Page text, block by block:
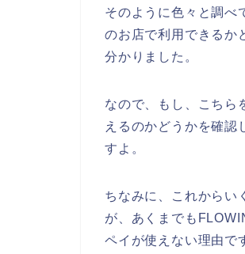
そのように色々と調べ
のお店で利用できるか
分かりました。
なので、もし、こちら
えるのかどうかを確
すよ。
ちなみに、これからい
が、あくまでも
ペイが使えない理由で